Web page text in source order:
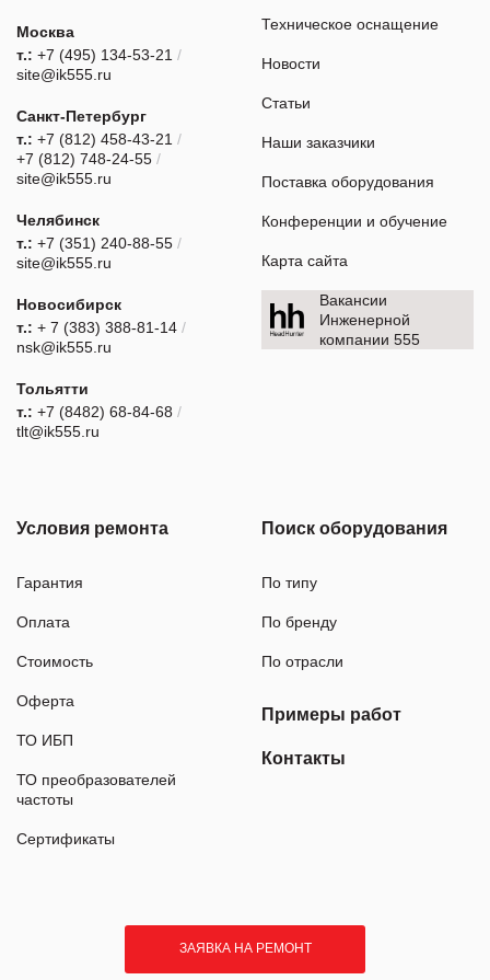
Москва
т.: +7 (495) 134-53-21 /
site@ik555.ru
Санкт-Петербург
т.: +7 (812) 458-43-21 /
+7 (812) 748-24-55 /
site@ik555.ru
Челябинск
т.: +7 (351) 240-88-55 /
site@ik555.ru
Новосибирск
т.: + 7 (383) 388-81-14 /
nsk@ik555.ru
Тольятти
т.: +7 (8482) 68-84-68 /
tlt@ik555.ru
Техническое оснащение
Новости
Статьи
Наши заказчики
Поставка оборудования
Конференции и обучение
Карта сайта
Вакансии
Инженерной
компании 555
Условия ремонта
Гарантия
Оплата
Стоимость
Оферта
ТО ИБП
ТО преобразователей
частоты
Сертификаты
Поиск оборудования
По типу
По бренду
По отрасли
Примеры работ
Контакты
ЗАЯВКА НА РЕМОНТ